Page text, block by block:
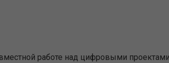
работе над цифровыми